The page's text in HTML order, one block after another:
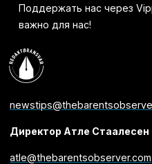
Поддержать нас через
важно для нас!
Директор Атле Стаалесен
atle@thebarentsobserver.com